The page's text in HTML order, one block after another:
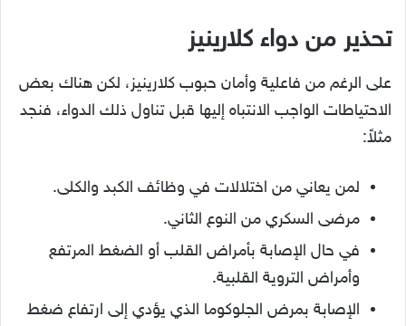
تحذير من دواء كلارينيز
على الرغم من فاعلية وأمان حبوب كلارينيز، لكن هناك بعض
الاحتياطات الواجب الانتباه إليها قبل تناول ذلك الدواء، فنجد
مثلاً:
لمن يعاني من اختلالات في وظائف الكبد والكلى.
مرضى السكري من النوع الثاني.
في حال الإصابة بأمراض القلب أو الضغط المرتفع
وأمراض التروية القلبية.
الإصابة بمرض الجلوكوما الذي يؤدي إلى ارتفاع ضغط